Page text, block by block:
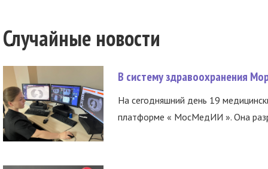
Случайные новости
В систему здравоохранения
На сегодняшний день 19
платформе « МосМедИИ ». Она